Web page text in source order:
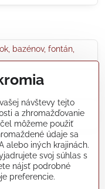
návštevy tejto
a zhromažďovanie
môžeme použiť
údaje sa
alebo iných krajinách.
svoj súhlas s
nájsť podrobné
preferencie.